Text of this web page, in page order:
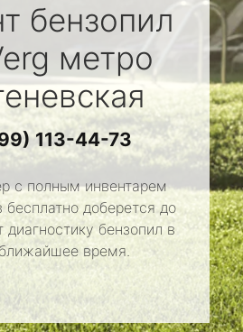
бензопил
метро
113-44-73
с полным инвентарем
бесплатно доберется до
диагностику бензопил в
время.